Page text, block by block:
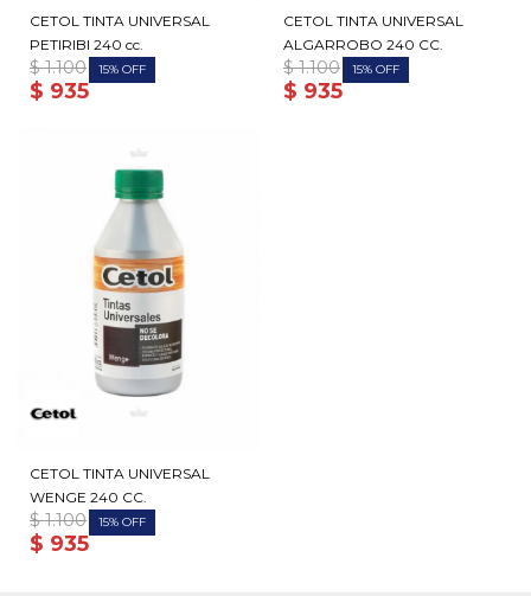
CETOL TINTA UNIVERSAL
PETIRIBI 240 cc.
$ 935
$ 1.100 15
CETOL TINTA UNIVERSAL
ALGARROBO 240 CC.
$ 935
$ 1.100 15
CETOL TINTA UNIVERSAL
WENGE 240 CC.
$ 935
$ 1.100 15